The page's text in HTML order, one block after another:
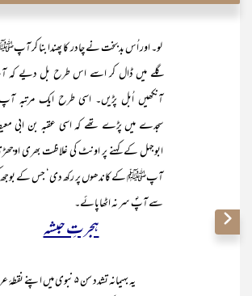
لو۔ اور اُس بدبخت نے چادر کا پھندا بنا کر
گلے میں ڈال کر اسے اس طرح بل دیے کہ
آنکھیں اُبل پڑیں۔ اسی طرح ایک
سجدے میں پڑے تھے کہ اسی عقبہ بن ابی
ابوجہل کے کہنے پر اونٹ کی غلاظت بھری
آپﷺ کے کاندھوں پر رکھ دی‘ جس کے بوجھ
سے آپؐ سر نہ اٹھاپائے۔
ہجرتِ حبشہ
یہ بہیمانہ تشدد سن ۵ نبوی میں اپنے